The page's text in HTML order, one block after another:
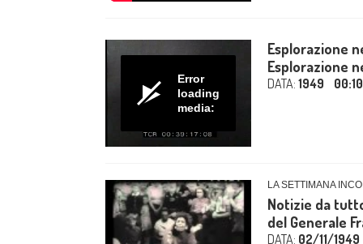
Error
loading
media:
Esplorazione
Esplorazione
DATA: 1949
LA SETTIMANA
Notizie da
del Generale
DATA: 02/11/1949